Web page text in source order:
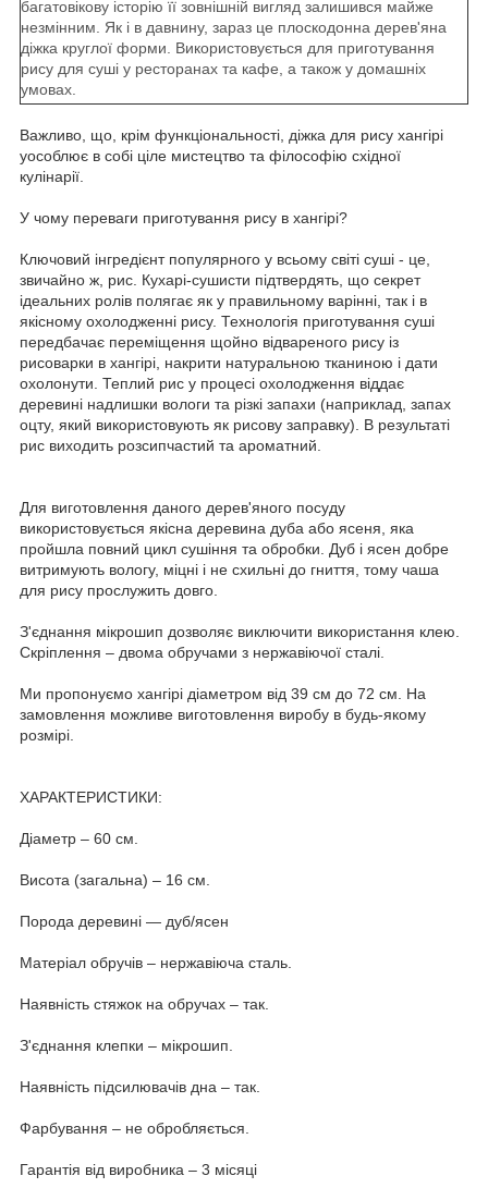
багатовікову історію її зовнішній вигляд залишився майже
незмінним. Як і в давнину, зараз це плоскодонна дерев'яна
діжка круглої форми. Використовується для приготування
рису для суші у ресторанах та кафе, а також у домашніх
умовах.
Важливо, що, крім функціональності, діжка для рису хангірі
уособлює в собі ціле мистецтво та філософію східної
кулінарії.
У чому переваги приготування рису в хангірі?
Ключовий інгредієнт популярного у всьому світі суші - це,
звичайно ж, рис. Кухарі-сушисти підтвердять, що секрет
ідеальних ролів полягає як у правильному варінні, так і в
якісному охолодженні рису. Технологія приготування суші
передбачає переміщення щойно відвареного рису із
рисоварки в хангірі, накрити натуральною тканиною і дати
охолонути. Теплий рис у процесі охолодження віддає
деревині надлишки вологи та різкі запахи (наприклад, запах
оцту, який використовують як рисову заправку). В результаті
рис виходить розсипчастий та ароматний.
Для виготовлення даного дерев'яного посуду
використовується якісна деревина дуба або ясеня, яка
пройшла повний цикл сушіння та обробки. Дуб і ясен добре
витримують вологу, міцні і не схильні до гниття, тому чаша
для рису прослужить довго.
З'єднання мікрошип дозволяє виключити використання клею.
Скріплення – двома обручами з нержавіючої сталі.
Ми пропонуємо хангірі діаметром від 39 см до 72 см. На
замовлення можливе виготовлення виробу в будь-якому
розмірі.
ХАРАКТЕРИСТИКИ:
Діаметр – 60 см.
Висота (загальна) – 16 см.
Порода деревині — дуб/ясен
Матеріал обручів – нержавіюча сталь.
Наявність стяжок на обручах – так.
З'єднання клепки – мікрошип.
Наявність підсилювачів дна – так.
Фарбування – не обробляється.
Гарантія від виробника – 3 місяці